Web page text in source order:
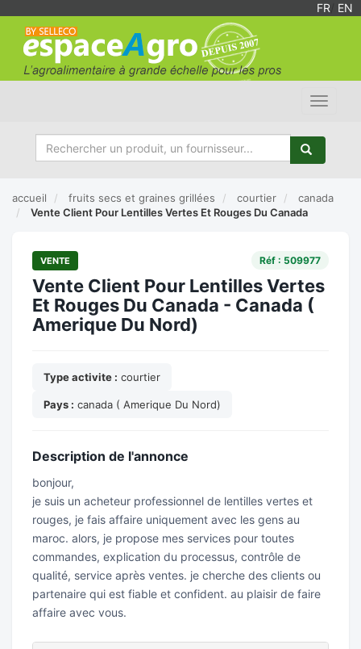
FR EN
Toggle
accueil fruits secs et graines grillées courtier
canada
Vente Client Pour Lentilles Vertes Et Rouges Du Canada
VENTE Réf : 509977
Vente Client Pour Lentilles Vertes
Et Rouges Du Canada - Canada (
Amerique Du Nord)
Type activite : courtier
Pays : canada ( Amerique Du Nord)
Description de l'annonce
bonjour,
je suis un acheteur professionnel de lentilles vertes et
rouges, je fais affaire uniquement avec les gens au
maroc. alors, je propose mes services pour toutes
commandes, explication du processus, contrôle de
qualité, service après ventes. je cherche des clients ou
partenaire qui est fiable et confident. au plaisir de faire
affaire avec vous.